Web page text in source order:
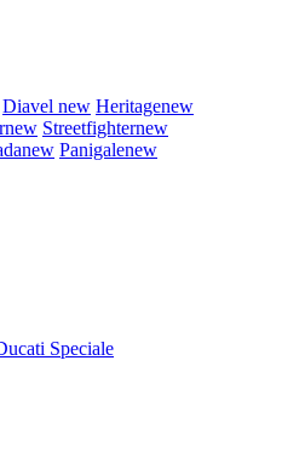
Diavel new Heritagenew
new Streetfighternew
new Panigalenew
Speciale